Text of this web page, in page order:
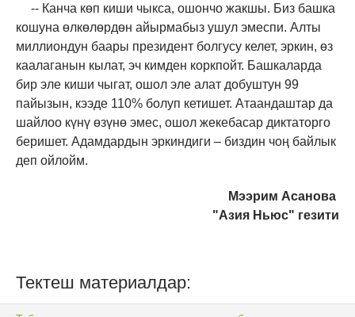
--Канча көп киши чыкса, ошончо жакшы. Биз башка
кошуна өлкөлөрдөн айырмабыз ушул эмеспи. Алты
миллиондун баары президент болгусу келет, эркин, өз
каалаганын кылат, эч кимден коркпойт. Башкаларда
бир эле киши чыгат, ошол эле алат добуштун 99
пайызын, кээде 110% болуп кетишет. Атаандаштар да
шайлоо күнү өзүнө эмес, ошол жекебасар диктаторго
беришет. Адамдардын эркиндиги – биздин чоң байлык
деп ойлойм.
Мээрим Асанова
"Азия Ньюс" гезити
Тектеш материалдар: